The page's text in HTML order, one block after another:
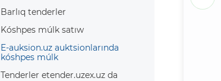
Barlıq tenderler
Kóshpes múlk satıw
E-auksion.uz auktsionlarında
kóshpes múlk
Tenderler etender.uzex.uz da